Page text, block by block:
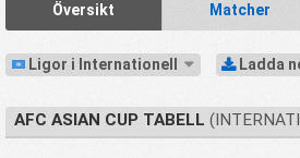
Översikt Matcher
Ligor i Internationell Ladda
AFC ASIAN CUP TABELL